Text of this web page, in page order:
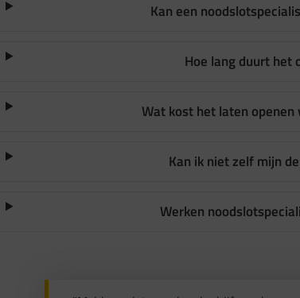
Kan een
Hoe lang duurt het
Wat kost het laten
Kan ik niet zelf mijn
Werken